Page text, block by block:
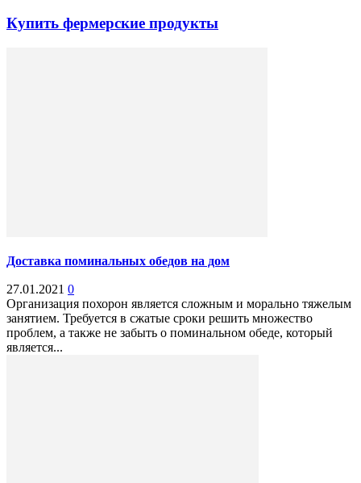
Купить фермерские продукты
Доставка поминальных обедов на дом
27.01.2021 0
Организация похорон является сложным и морально тяжелым
занятием. Требуется в сжатые сроки решить множество
проблем, а также не забыть о поминальном обеде, который
является...